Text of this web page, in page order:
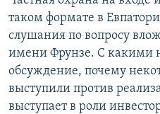
таком формате в
слушания по вопросу
имени Фрунзе. С какими
обсуждение, почему
выступили против
выступает в роли